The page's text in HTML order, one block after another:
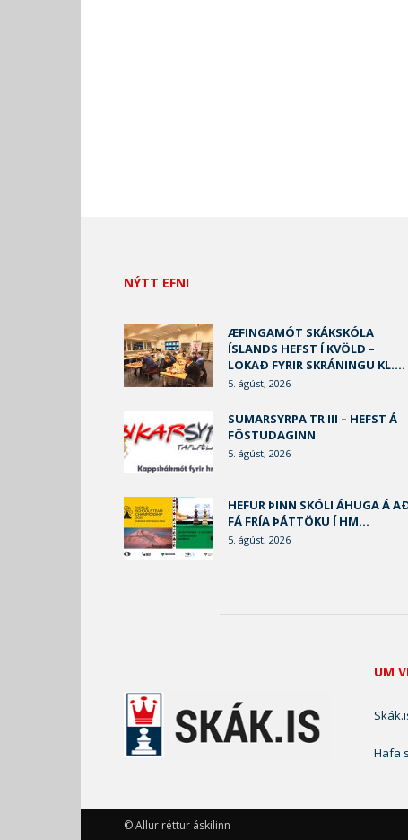
NÝTT EFNI
ÆFINGAMÓT SKÁKSKÓLA
ÍSLANDS HEFST Í KVÖLD –
LOKAÐ FYRIR SKRÁNINGU KL....
5. ágúst, 2026
SUMARSYRPA TR III – HEFST Á
FÖSTUDAGINN
5. ágúst, 2026
HEFUR ÞINN SKÓLI ÁHUGA Á
FÁ FRÍA ÞÁTTÖKU Í HM...
5. ágúst, 2026
UM
Hafa
© Allur réttur áskilinn